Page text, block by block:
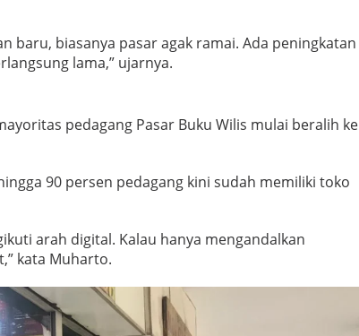
baru, biasanya pasar agak ramai. Ada peningkatan
lama,” ujarnya.
pedagang Pasar Buku Wilis mulai beralih ke
90 persen pedagang kini sudah memiliki toko
arah digital. Kalau hanya mengandalkan
kata Muharto.